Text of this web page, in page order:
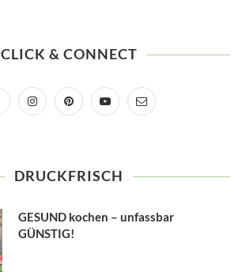
CLICK & CONNECT
DRUCKFRISCH
GESUND kochen – unfassbar
GÜNSTIG!